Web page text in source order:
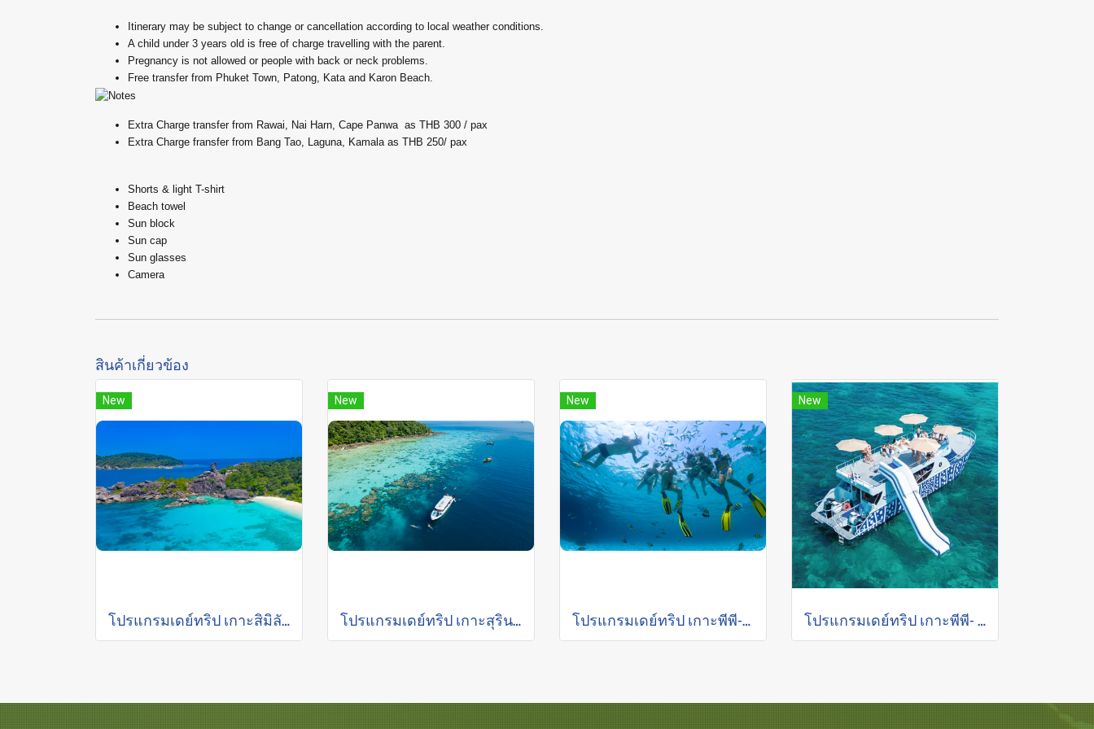
Itinerary may be subject to change or cancellation according to local weather conditions.
A child under 3 years old is free of charge travelling with the parent.
Pregnancy is not allowed or people with back or neck problems.
Free transfer from Phuket Town, Patong, Kata and Karon Beach.
Extra Charge transfer from Rawai, Nai Harn, Cape Panwa as THB 300 / pax
Extra Charge fransfer from Bang Tao, Laguna, Kamala as THB 250/ pax
Shorts & light T-shirt
Beach towel
Sun block
Sun cap
Sun glasses
Camera
สินค้าเกี่ยวข้อง
New
โปรแกรมเดย์ทริป เกาะสิมิลัน โดยเรือสปีดโบ๊ท (รับส่งเฉพาะในภูเก็ต)
New
โปรแกรมเดย์ทริป เกาะสุรินทร์ (รับส่งเฉพาะในภูเก็ต)
New
โปรแกรมเดย์ทริป เกาะพีพี-อ่าวมาหยา-ปิเละลากูน-เกาะไม้ไผ่
New
โปรแกรมเดย์ทริป เกาะพีพี- ปิเละลากูน-เกาะไผ่-เกาะไม้ท่อน (เล่นกิจกรรมและชมพระอาทิตย์ตกกับเรือฉลามวาฬ)